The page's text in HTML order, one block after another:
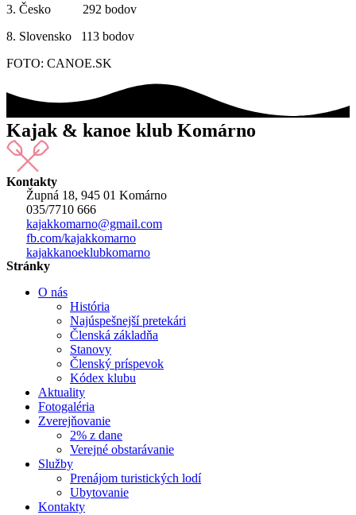
3. Česko 292 bodov
8. Slovensko 113 bodov
FOTO: CANOE.SK
Kajak & kanoe klub Komárno
Kontakty
Župná 18, 945 01 Komárno
035/7710 666
kajakkomarno@gmail.com
fb.com/kajakkomarno
kajakkanoeklubkomarno
Stránky
O nás
História
Najúspešnejší pretekári
Členská základňa
Stanovy
Členský príspevok
Kódex klubu
Aktuality
Fotogaléria
Zverejňovanie
2% z dane
Verejné obstarávanie
Služby
Prenájom turistických lodí
Ubytovanie
Kontakty